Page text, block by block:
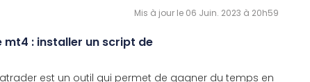
Mis à jour le 06 Juin. 2023 à 20h59
: installer un script de
est un outil qui permet de gagner du temps en